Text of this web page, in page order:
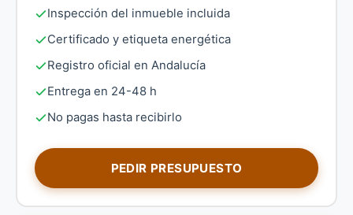
Inspección del inmueble incluida
Certificado y etiqueta energética
Registro oficial en Andalucía
Entrega en 24-48 h
No pagas hasta recibirlo
PEDIR PRESUPUESTO